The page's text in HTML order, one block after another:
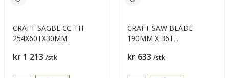
CRAFT SAGBL CC TH
254X60TX30MM
Pris
kr 1 213 /stk
CRAFT SAW BLADE
190MM X 36T
Pris
kr 633 /stk